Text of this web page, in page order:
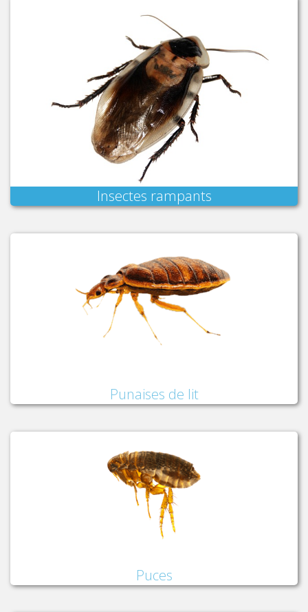
Insectes rampants
Punaises de lit
Puces